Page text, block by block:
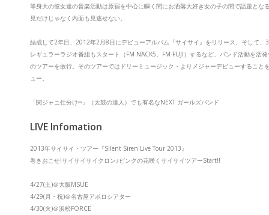
等身大の彼女達の音楽活動は原宿を中心に瞬く間にお洒落大好き女の子の間で話題と
見だけじゃなく内面も見逃せない。
結成して2年目、2012年2月8日にデビューアルバム『サイサイ』をリリース、そして
レギュラーラジオ番組もスタート（FM NACK5、FM-FUJI）するなど、バンド活動を
のツアーを敢行。そのツアーではドリーミュージック・よりメジャーデビューするこ
ュー。
「関ジャニ仕分け∞」（太鼓の達人）でも有名なNEXT ガールズバンド
LIVE Infomation
2013年サイサイ・ツアー『Silent Siren Live Tour 2013』
巻きおこせ!サイサイサイクロン♪ピンクの花咲くサイサイツアーStart!!
4/27(土)＠大阪MSUE
4/29(月・祝)＠名古屋アポロシアター
4/30(火)＠浜松FORCE